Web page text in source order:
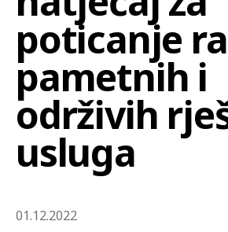
poticanje
pametnih i
održivih
usluga
01.12.2022